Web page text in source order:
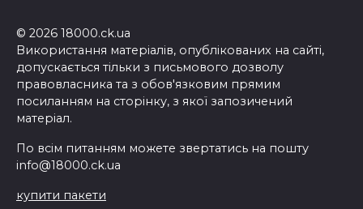
© 2026 18000.ck.ua
Використання матеріалів, опублікованих на сайті,
допускається тільки з письмового дозволу
правовласника та з обов'язковим прямим
посиланням на сторінку, з якої запозичений
матеріал.
По всім питанням можете звертатись на пошту
info@18000.ck.ua
купити пакети